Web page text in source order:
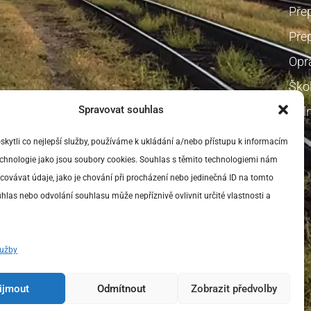
Spravovat souhlas
co nejlepší služby, používáme k ukládání a/nebo přístupu k informacím
jako jsou soubory cookies. Souhlas s těmito technologiemi nám
údaje, jako je chování při procházení nebo jedinečná ID na tomto
nebo odvolání souhlasu může nepříznivě ovlivnit určité vlastnosti a
Odmítnout Zobrazit předvolby
Ochrana osobních údajů Zásady cookies